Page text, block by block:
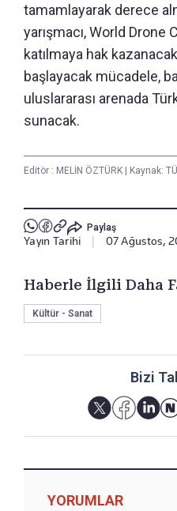
tamamlayarak derece
yarışmacı, World Drone
katılmaya hak
başlayacak mücadele,
uluslararası arenada
sunacak.
Editör : MELİN ÖZTÜRK Kaynak:
Paylaş
Yayın Tarihi 07 Ağustos,
Haberle İlgili Daha
Kültür - Sanat
Bizi
YORUMLAR